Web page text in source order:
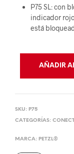
P75 SL: con
indicador
está
AÑADIR
SKU: P75
CATEGORÍAS:
MARCA: PETZL®